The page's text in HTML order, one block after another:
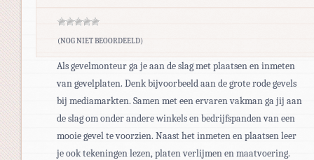
(NOG NIET BEOORDEELD)
Als gevelmonteur ga je aan de slag met plaatsen en inmeten
van gevelplaten. Denk bijvoorbeeld aan de grote rode gevels
bij mediamarkten. Samen met een ervaren vakman ga jij aan
de slag om onder andere winkels en bedrijfspanden van een
mooie gevel te voorzien. Naast het inmeten en plaatsen leer
je ook tekeningen lezen, platen verlijmen en maatvoering.